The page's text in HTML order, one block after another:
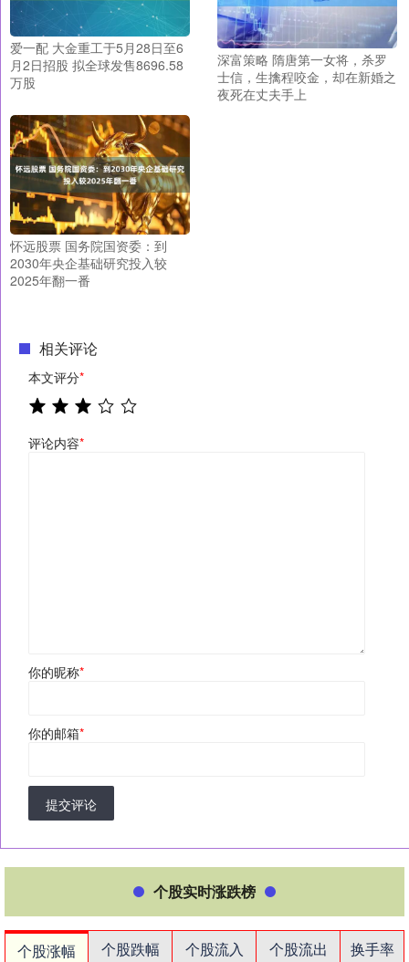
爱一配 大金重工于5月28日至6
月2日招股 拟全球发售8696.58
万股
深富策略 隋唐第一女将，杀罗
士信，生擒程咬金，却在新婚之
夜死在丈夫手上
怀远股票 国务院国资委：到
2030年央企基础研究投入较
2025年翻一番
相关评论
本文评分*
评论内容*
你的昵称*
你的邮箱*
提交评论
个股实时涨跌榜
个股涨幅 个股跌幅 个股流入 个股流出
换手率